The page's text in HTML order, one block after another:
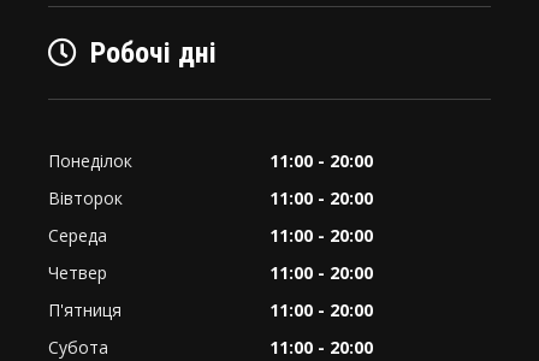
Робочі дні
Понеділок
11:00 - 20:00
Вівторок
11:00 - 20:00
Середа
11:00 - 20:00
Четвер
11:00 - 20:00
П'ятниця
11:00 - 20:00
Субота
11:00 - 20:00